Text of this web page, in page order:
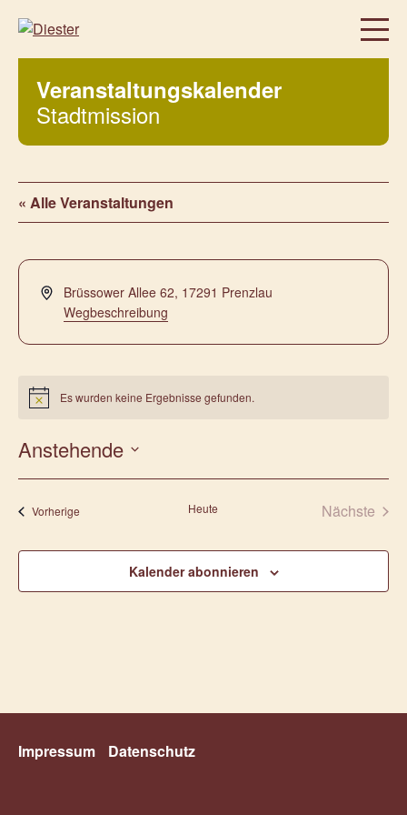
Über uns
Freiwillig, aktiv, beteiligt
Veranstaltungen
Prenzlauer Frauenwochen 2026
Prenzlauer Frauenwochen 2025
Unsere Partner
Aktuelles
Facebook
Veranstaltungskalender
Stadtmission
« Alle Veranstaltungen
AdresseBrüssower Allee 62, 17291 Prenzlau
Wegbeschreibung
HinweisEs wurden keine Ergebnisse gefunden.
Anstehende
Datum
Vorherige Heute
Nächste
Kalender abonnieren
Impressum Datenschutz